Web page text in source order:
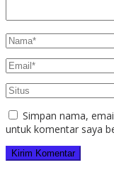
Simpan nama,
untuk komentar saya